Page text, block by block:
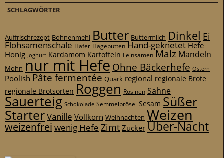
SCHLAGWÖRTER
Auffrischrezept Bohnenmehl Butter Buttermilch Dinkel Ei
Flohsamenschale Hafer Hagebutten Hand-geknetet Hefe
Honig Joghurt Kardamom Kartoffeln Leinsamen Malz Mandeln
Mohn nur mit Hefe Ohne Bäckerhefe Ostern
Poolish Pâte fermentée Quark regional regionale Brote
regionale Brotsorten Roggen Rosinen Sahne
Sauerteig Schokolade Semmelbrösel Sesam Süßer
StarterVanille Vollkorn Weihnachten Weizen
weizenfrei wenig Hefe ZimtZuckerÜber-Nacht